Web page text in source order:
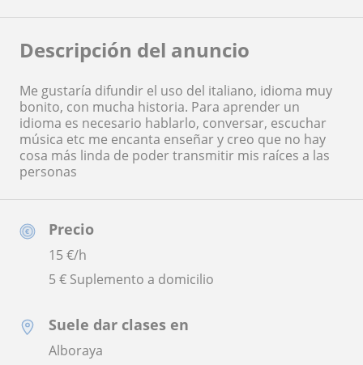
Precio
15€/h
5 € Suplemento a domicilio
Suele dar clases en
Alboraya
Descripción del anuncio
Me gustaría difundir el uso del italiano, idioma muy
bonito, con mucha historia. Para aprender un
idioma es necesario hablarlo, conversar, escuchar
música etc me encanta enseñar y creo que no hay
cosa más linda de poder transmitir mis raíces a las
personas